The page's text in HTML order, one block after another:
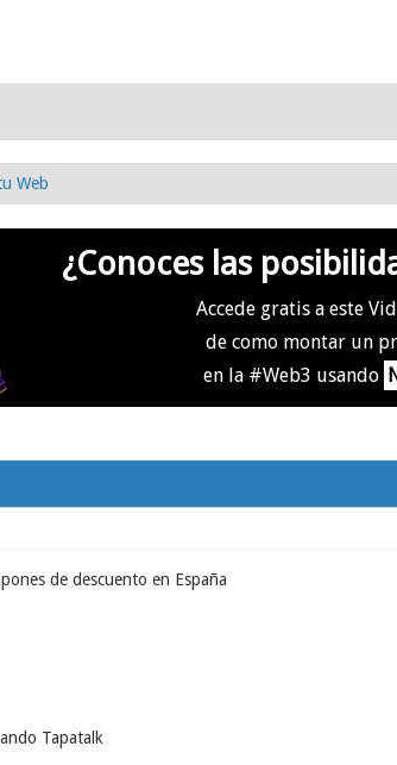
Web
¿Conoces las
Accede gratis a este
de como montar un
en la #Web3 usando
de descuento en España
Tapatalk